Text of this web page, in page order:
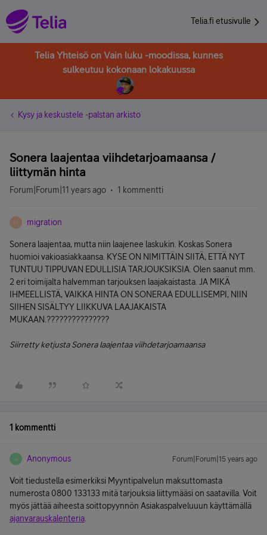
Telia.fi etusivulle
Telia Yhteisö on Vain luku -moodissa, kunnes
sulkeutuu kokonaan lokakuussa
Kysy ja keskustele -palstan arkisto
Sonera laajentaa viihdetarjoamaansa /
liittymän hinta
Forum|Forum|11 years ago 1 kommentti
M migration
Sonera laajentaa, mutta niin laajenee laskukin. Koskas Sonera
huomioi vakioasiakkaansa. KYSE ON NIMITTÄIN SIITÄ, ETTÄ NYT
TUNTUU TIPPUVAN EDULLISIA TARJOUKSIKSIA. Olen saanut mm.
2 eri toimijalta halvemman tarjouksen laajakaistasta. JA MIKÄ
IHMEELLISTÄ, VAIKKA HINTA ON SONERAA EDULLISEMPI, NIIN
SIIHEN SISÄLTYY LIIKKUVA LAAJAKAISTA
MUKAAN.???????????????
Siirretty ketjusta Sonera laajentaa viihdetarjoamaansa
1 kommentti
A Anonymous Forum|Forum|15 years ago
Voit tiedustella esimerkiksi Myyntipalvelun maksuttomasta
numerosta 0800 133133 mitä tarjouksia liittymääsi on saatavilla. Voit
myös jättää aiheesta soittopyynnön Asiakaspalveluuun käyttämällä
ajanvarauskalenteria